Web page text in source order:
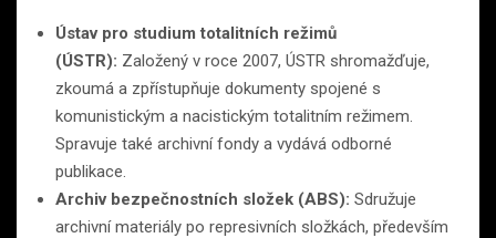
Ústav pro studium totalitních režimů
(ÚSTR): Založený v roce 2007, ÚSTR shromažďuje,
zkoumá a zpřístupňuje dokumenty spojené s
komunistickým a nacistickým totalitním režimem.
Spravuje také archivní fondy a vydává odborné
publikace.
Archiv bezpečnostních složek (ABS): Sdružuje
archivní materiály po represivních složkách, především